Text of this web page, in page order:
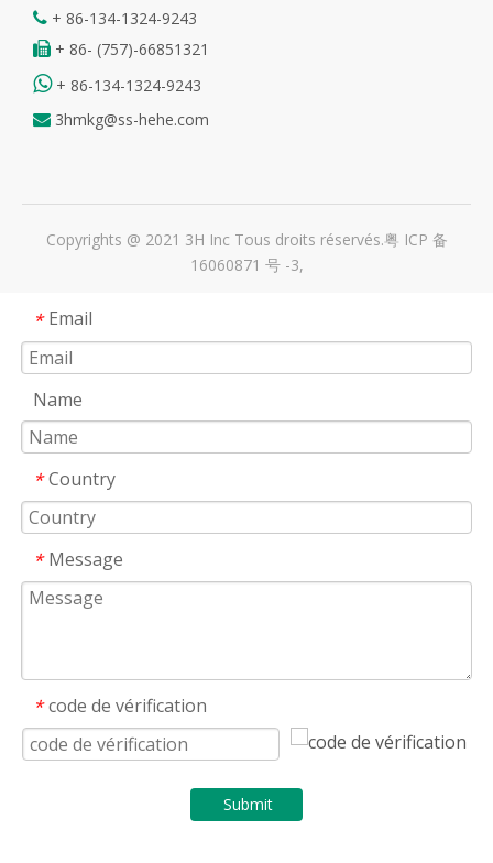
 + 86-134-1324-9243
 + 86- (757)-66851321
 + 86-134-1324-9243
 3hmkg@ss-hehe.com
Copyrights @ 2021 3H Inc Tous droits réservés.粤 ICP 备
16060871 号 -3,
* Email
Name
* Country
* Message
* code de vérification
Submit